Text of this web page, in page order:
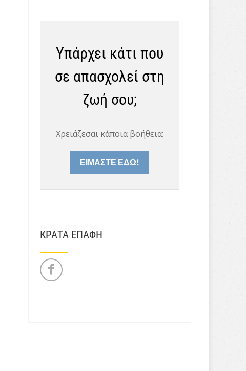
Υπάρχει κάτι που
σε απασχολεί στη
ζωή σου;
Χρειάζεσαι κάποια βοήθεια;
ΕΙΜΑΣΤΕ ΕΔΩ!
ΚΡΑΤΑ ΕΠΑΦΗ